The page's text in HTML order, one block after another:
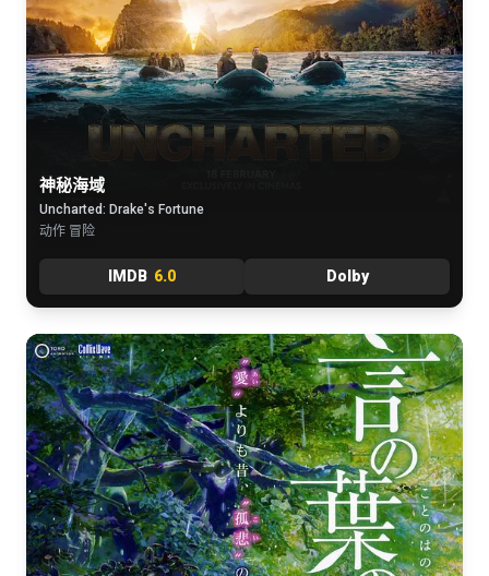
神秘海域
Uncharted: Drake's Fortune
动作 冒险
IMDB 6.0 Dolby